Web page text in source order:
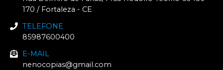
170 / Fortaleza - CE
TELEFONE
85987600400
E-MAIL
nenocopias@gmail.com